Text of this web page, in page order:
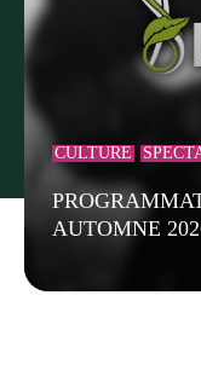
CULTURE
AUTOMNE